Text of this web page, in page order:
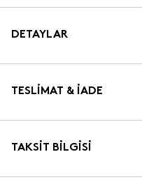
DETAYLAR
TESLIMAT & İADE
TAKSIT BILGISI